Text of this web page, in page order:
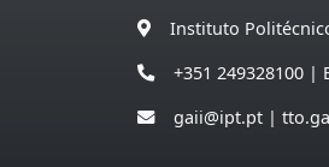
Instituto
+351 249328100 |
gaii@ipt.pt |